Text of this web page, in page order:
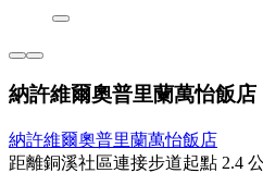
納許維爾奧普里蘭萬怡飯店
納許維爾奧普里蘭萬怡飯店
距離銅溪社區連接步道起點 2.4